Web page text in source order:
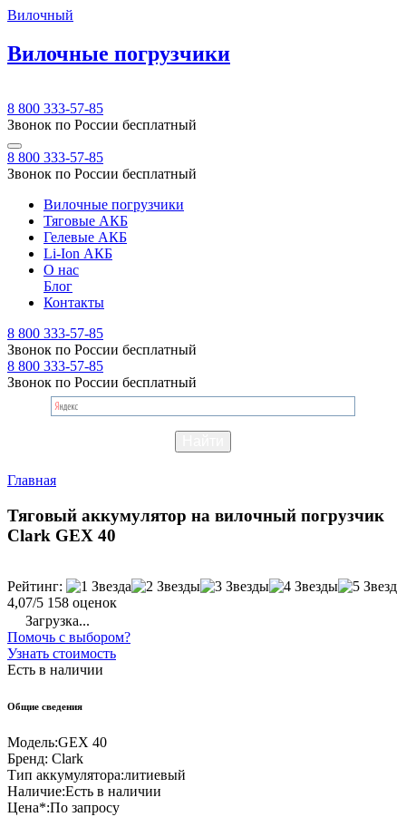
Вилочный
Вилочные погрузчики
8 800 333-57-85
Звонок по России бесплатный
8 800 333-57-85
Звонок по России бесплатный
Вилочные погрузчики
Тяговые АКБ
Гелевые АКБ
Li-Ion АКБ
О нас
Блог
Контакты
8 800 333-57-85
Звонок по России бесплатный
8 800 333-57-85
Звонок по России бесплатный
Главная
Тяговый аккумулятор на вилочный погрузчик
Clark GEX 40
Рейтинг:
4,07/5 158 оценок
Загрузка...
Помочь с выбором?
Узнать стоимость
Есть в наличии
Общие сведения
Модель:GEX 40
Бренд: Clark
Тип аккумулятора:литиевый
Наличие:Есть в наличии
Цена*:По запросу